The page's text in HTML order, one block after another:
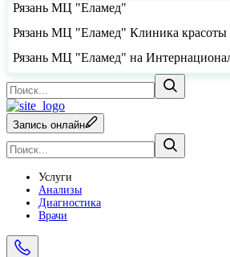
Рязань МЦ "Еламед"
Рязань МЦ "Еламед" Клиника красоты
Рязань МЦ "Еламед" на
Запись онлайн
Услуги
Анализы
Диагностика
Врачи